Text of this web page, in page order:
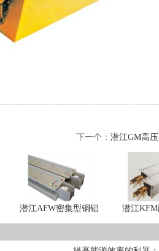
下一个： 潜江GM高
潜江AFW密集型铜铝 潜江